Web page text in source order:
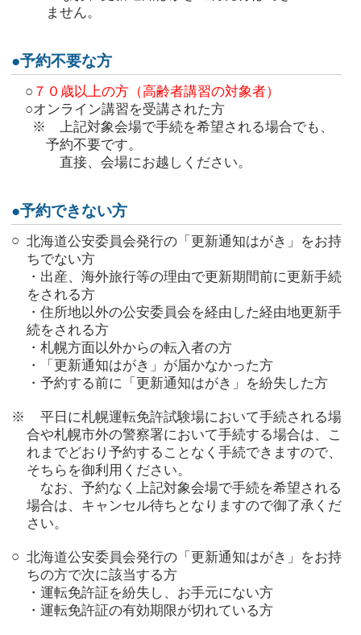
ません。
●予約不要な方
○ ７０歳以上の方（高齢者講習の対象者）
○オンライン講習を受講された方
※
上記対象会場で手続を希望される場合でも、
予約不要です。
直接、会場にお越しください。
●予約できない方
○ 北海道公安委員会発行の「更新通知はがき」をお持
ちでない方
・出産、海外旅行等の理由で更新期間前に更新手続
をされる方
・住所地以外の公安委員会を経由した経由地更新手
続をされる方
・札幌方面以外からの転入者の方
・「更新通知はがき」が届かなかった方
・予約する前に「更新通知はがき」を紛失した方
※
平日に札幌運転免許試験場において手続される場
合や札幌市外の警察署において手続する場合は、こ
れまでどおり予約することなく手続できますので、
そちらを御利用ください。
なお、予約なく上記対象会場で手続を希望される
場合は、キャンセル待ちとなりますので御了承くだ
さい。
○ 北海道公安委員会発行の「更新通知はがき」をお持
ちの方で次に該当する方
・ 運転免許証を紛失し、お手元にない方
・運転免許証の有効期限が切れている方